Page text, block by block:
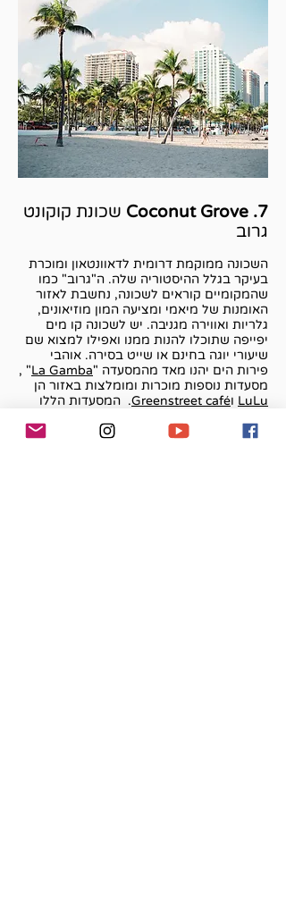
7. Coconut Grove
שכונת קוקונט
גרוב
השכונה ממוקמת דרומית לדאוונטאון ומוכרת
בעיקר בגלל ההיסטוריה שלה. ה"גרוב" כמו
שהמקומיים קוראים לשכונה, נחשבת לאזור
האומנות של מיאמי ומציעה המון מוזיאונים,
גלריות ואווירה מגניבה. יש לשכונה קו מים
יפייפה שתוכלו להנות ממנו ואפילו למצוא שם
שיעורי יוגה בחינם או שייט בסירה. אוהבי
פירות הים יהנו מאד מהמסעדה "La Gamba
" ,
מסעדות נוספות מוכרות ומומלצות באזור הן
LuLu וGreenstreet café. המסעדות הללו
ומציעות אוכל איכותי מסביב לעולם.